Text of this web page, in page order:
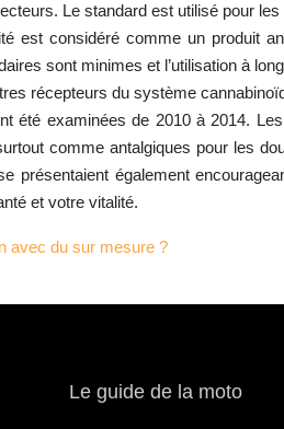
Le standard est utilisé pour
est considéré comme un produit
sont minimes et l’utilisation à
récepteurs du système
été examinées de 2010 à 2014.
comme antalgiques pour les
présentaient également
et votre vitalité.
avec du sur mesure ?
Le guide de la moto